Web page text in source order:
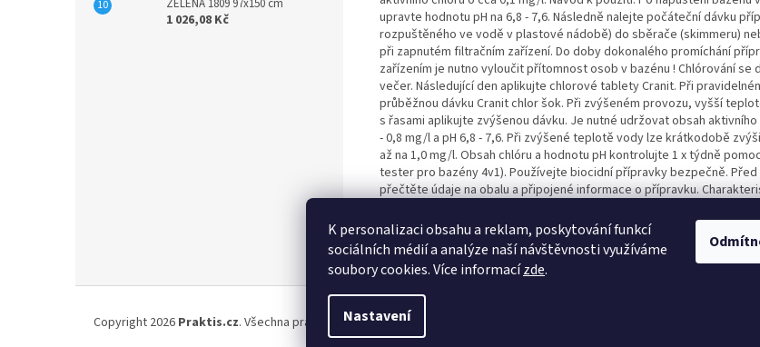
K personalizaci obsahu a reklam, poskytování funkcí
sociálních médií a analýze naší návštěvnosti využíváme
soubory cookies. Více informacízde.
Nastavení
ZELENÁ 1809 97x150 cm
1 026,08 Kč
upravte hodnotu pH na 6,8 - 7,6. Následně nalejte počáteční dávku
rozpuštěného ve vodě v plastové nádobě) do sběrače (skimmeru)
při zapnutém filtračním zařízení. Do doby dokonalého promíchání
zařízením je nutno vyloučit přítomnost osob v bazénu ! Chlórování
večer. Následující den aplikujte chlorové tablety Cranit. Při
průběžnou dávku Cranit chlor šok. Při zvýšeném provozu, vyšší
s řasami aplikujte zvýšenou dávku. Je nutné udržovat obsah
- 0,8 mg/l a pH 6,8 - 7,6. Při zvýšené teplotě vody lze krátkodobě
až na 1,0 mg/l. Obsah chlóru a hodnotu pH kontrolujte 1 x týdně
tester pro bazény 4v1). Používejte biocidní přípravky bezpečně.
přečtěte údaje na obalu a připojené informace o přípravku.
údaje: Aplikační teplota do 25°C Počáteční dávka 10 g / m3 vody
m3 vody Zvýšená dávka 8 - 12 g / m3 vody Pravidelnost #8776;
Copyright 2026 Praktis.cz. Všechna práva vyhrazena.Upravit nastavení cookies